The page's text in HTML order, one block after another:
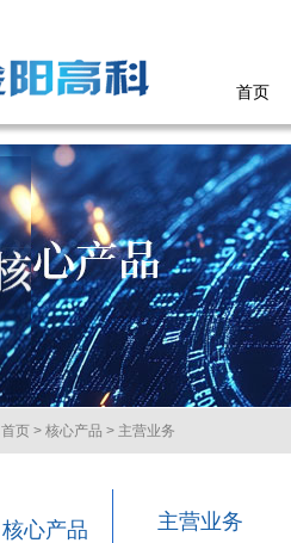
首页
首页 > 核心产品 > 主营业务
核心产品 主营业务